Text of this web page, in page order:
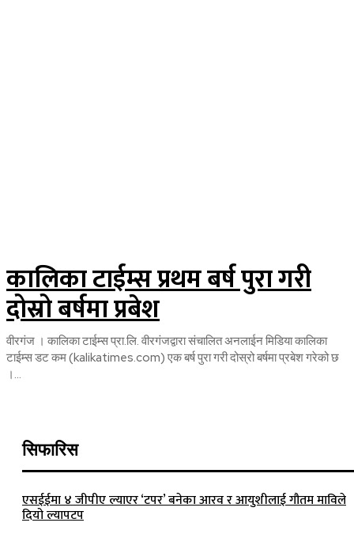
कालिका टाईम्स प्रथम बर्ष पुरा गरी
दोस्रो बर्षमा प्रबेश
वीरगंज । कालिका टाईम्स प्रा.लि. वीरगंजद्वारा संचालित अनलाईन मिडिया कालिका
टाईम्स डट कम (kalikatimes.com) एक बर्ष पुरा गरी दोस्रो बर्षमा प्रबेश गरेको छ
।...
सिफारिस
एसईईमा ४ जीपीए ल्याएर ‘टपर’ बनेका आरव र आयुशीलाई गौतम माविले
दियो ल्यापटप